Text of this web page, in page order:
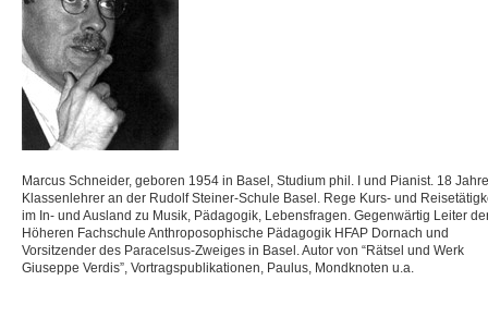
Marcus Schneider, geboren 1954 in Basel, Studium phil. I und Pianist. 18 Jahre
Klassenlehrer an der Rudolf Steiner-Schule Basel. Rege Kurs- und
im In- und Ausland zu Musik, Pädagogik, Lebensfragen. Gegenwärtig Leiter
Höheren Fachschule Anthroposophische Pädagogik HFAP Dornach und
Vorsitzender des Paracelsus-Zweiges in Basel. Autor von “Rätsel und Werk
Giuseppe Verdis”, Vortragspublikationen, Paulus, Mondknoten u.a.